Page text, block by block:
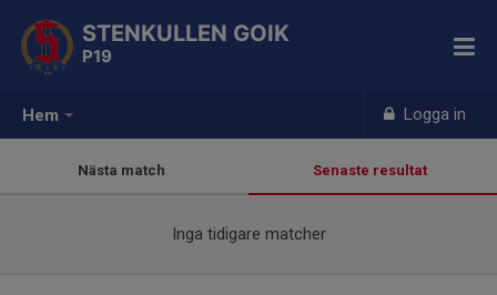
Hem Logga in
STENKULLEN GOIK
P19
Nästa match Senaste resultat
Inga tidigare matcher